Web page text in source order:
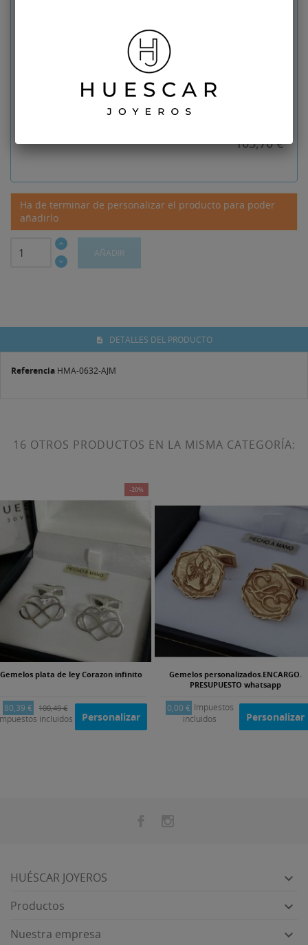
No seleccionado
Descuento: 15%
103,70 €
Ha de terminar de personalizar el producto para poder
añadirlo
AÑADIR
DETALLES DEL PRODUCTO
Referencia HMA-0632-AJM
16 OTROS PRODUCTOS EN LA MISMA CATEGORÍA:
-20%
Gemelos plata de ley Corazon infinito
80,39 € 100,49 €
incluidos Personalizar
Gemelos personalizados.ENCARGO.
PRESUPUESTO whatsapp
0,00 € Impuestos
incluidos
Personalizar
HUÉSCAR JOYEROS 
Productos 
Nuestra empresa 